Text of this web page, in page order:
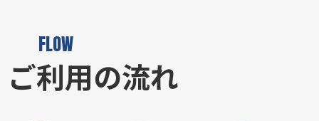
FLOW
ご利用の流れ